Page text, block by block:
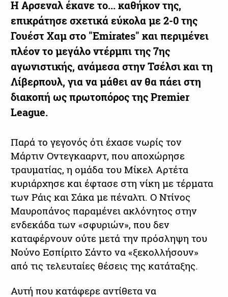
Η Αρσεναλ έκανε το... καθήκον της,
επικράτησε σχετικά εύκολα με 2-0 της
Γουέστ Χαμ στο "Emirates" και περιμένει
πλέον το μεγάλο ντέρμπι της 7ης
αγωνιστικής, ανάμεσα στην Τσέλσι και τη
Λίβερπουλ, για να μάθει αν θα πάει στη
διακοπή ως πρωτοπόρος της Premier
League.
Παρά το γεγονός ότι έχασε νωρίς τον
Μάρτιν Οντεγκααρντ, που αποχώρησε
τραυματίας, η ομάδα του Μίκελ Αρτέτα
κυριάρχησε και έφτασε στη νίκη με τέρματα
των Ράις και Σάκα με πέναλτι. Ο Ντίνος
Μαυροπάνος παραμένει ακλόνητος στην
ενδεκάδα των «σφυριών», που δεν
καταφέρνουν ούτε μετά την πρόσληψη του
Νούνο Εσπίριτο Σάντο να «ξεκολλήσουν»
από τις τελευταίες θέσεις της κατάταξης.
Αυτή που κατάφερε αντίθετα να